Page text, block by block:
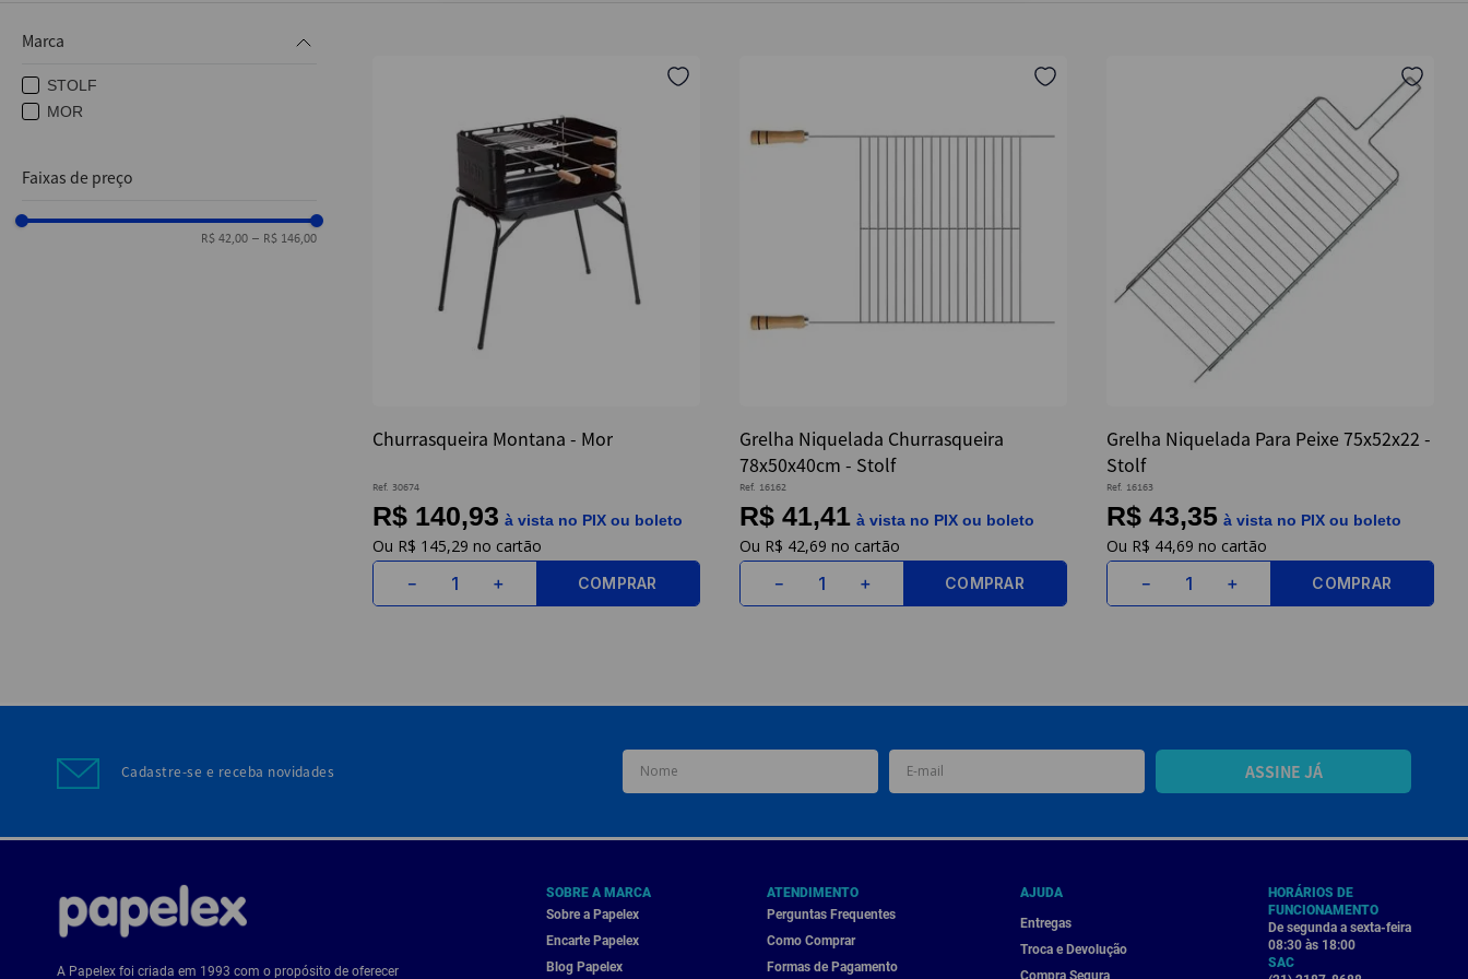
Marca
STOLF
MOR
Faixas de preço
R$ 42,00 – R$ 146,00
Churrasqueira Montana - Mor
Ref. 30674
R$ 140,93 à vista no PIX ou boleto
R$ 145,29
＋
－ COMPRAR
Grelha Niquelada Churrasqueira
78x50x40cm - Stolf
Ref. 16162
R$ 41,41 à vista no PIX ou boleto
R$ 42,69
＋
－ COMPRAR
Grelha Niquelada Para Peixe 75x52x22 -
Stolf
Ref. 16163
R$ 43,35 à vista no PIX ou boleto
R$ 44,69
＋
－ COMPRAR
Cadastre-se e receba novidades ASSINE JÁ
A Papelex foi criada em 1993 com o propósito de oferecer
SOBRE A MARCA
Sobre a Papelex
Encarte Papelex
Blog Papelex
ATENDIMENTO
Perguntas Frequentes
Como Comprar
Formas de Pagamento
AJUDA
Entregas
Troca e Devolução
Compra Segura
HORÁRIOS DE
FUNCIONAMENTO
De segunda a sexta-feira
08:30 às 18:00
SAC